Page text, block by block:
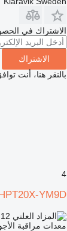
الاشتراك في
الاشتراك
بالنقر هنا، أنت
4
YM9D
معدات مراقبة